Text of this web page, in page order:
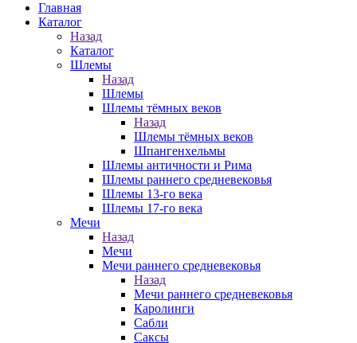
Главная
Каталог
Назад
Каталог
Шлемы
Назад
Шлемы
Шлемы тёмных веков
Назад
Шлемы тёмных веков
Шпангенхельмы
Шлемы античности и Рима
Шлемы раннего средневековья
Шлемы 13-го века
Шлемы 17-го века
Мечи
Назад
Мечи
Мечи раннего средневековья
Назад
Мечи раннего средневековья
Каролинги
Сабли
Саксы